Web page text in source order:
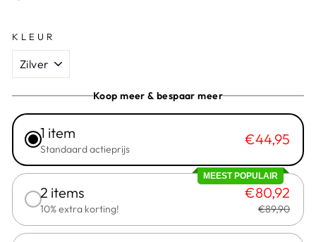
KLEUR
Koop meer & bespaar meer
1 item
Standaard actieprijs
€44,95
MEEST POPULAIR
2 items
10% extra korting!
€80,92
€89,90